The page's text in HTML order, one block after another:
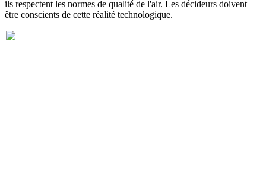
ils respectent les normes de qualité de l'air. Les décideurs doivent
être conscients de cette réalité technologique.